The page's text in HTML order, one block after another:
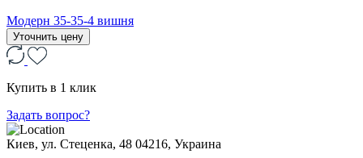
Модерн 35-35-4 вишня
Уточнить цену
Купить в 1 клик
Задать вопрос?
Киев, ул. Стеценка, 48 04216, Украина